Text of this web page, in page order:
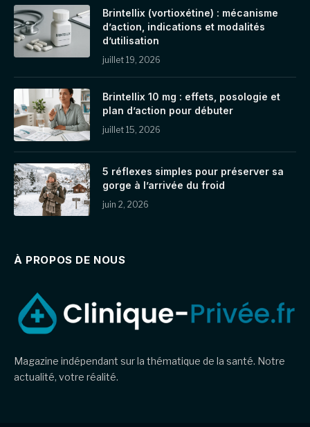
Brintellix (vortioxétine) : mécanisme
d’action, indications et modalités
d’utilisation
juillet 19, 2026
Brintellix 10 mg : effets, posologie et
plan d’action pour débuter
juillet 15, 2026
5 réflexes simples pour préserver sa
gorge à l’arrivée du froid
juin 2, 2026
À PROPOS DE NOUS
Magazine indépendant sur la thématique de la santé. Notre
actualité, votre réalité.